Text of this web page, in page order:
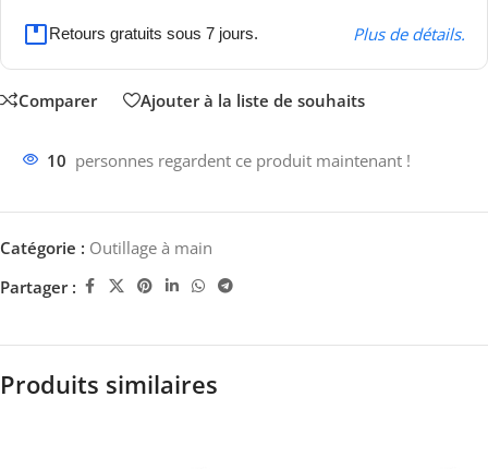
Retours gratuits sous 7 jours. Plus de détails.
Comparer Ajouter à la liste de souhaits
10 personnes regardent ce produit maintenant !
Catégorie : Outillage à main
Partager :
Produits similaires